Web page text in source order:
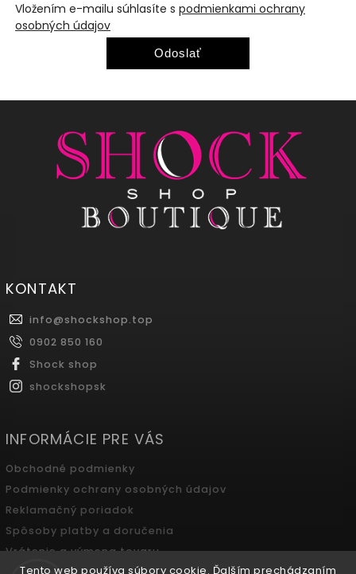
Tento web používa súbory cookie. Ďalším prechádzaním
Vložením e-mailu súhlasíte s podmienkami ochrany
osobných údajov
Odoslať
KONTAKT
info@shockshop.top
0902 850 160
Shock shop
shockshopsk
INFORMÁCIE PRE VÁS
Obchodné podmienky
Podmienky ochrany osobných údajov
Reklamačný poriadok
Spôsoby platby a doručenia
Vrátenie a výmena tovaru